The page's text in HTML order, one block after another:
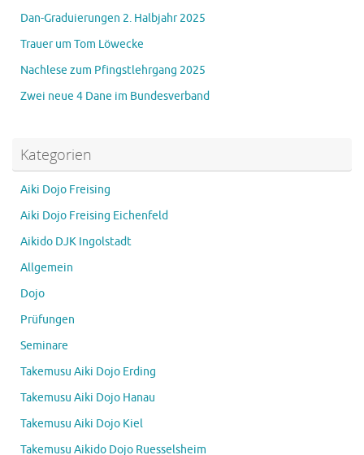
Dan-Graduierungen 2. Halbjahr 2025
Trauer um Tom Löwecke
Nachlese zum Pfingstlehrgang 2025
Zwei neue 4 Dane im Bundesverband
Kategorien
Aiki Dojo Freising
Aiki Dojo Freising Eichenfeld
Aikido DJK Ingolstadt
Allgemein
Dojo
Prüfungen
Seminare
Takemusu Aiki Dojo Erding
Takemusu Aiki Dojo Hanau
Takemusu Aiki Dojo Kiel
Takemusu Aikido Dojo Ruesselsheim